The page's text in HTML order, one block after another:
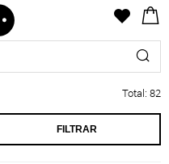
Total: 82
FILTRAR